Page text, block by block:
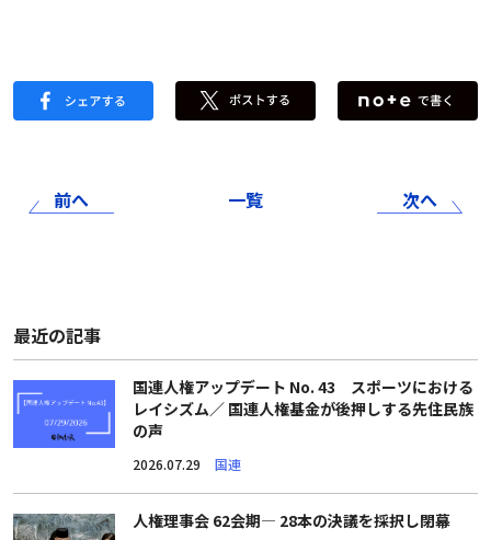
前へ 一覧 次へ
最近の記事
国連人権アップデート No. 43 スポーツにおける
レイシズム／ 国連人権基金が後押しする先住民族
の声
2026.07.29 国連
人権理事会 62会期― 28本の決議を採択し閉幕